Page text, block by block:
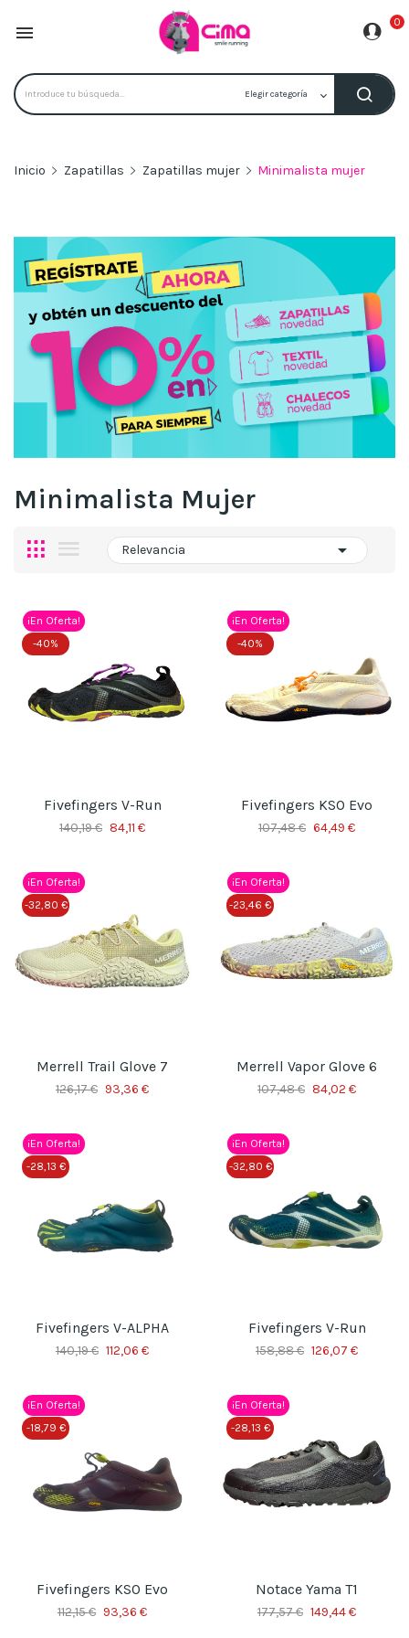
 0
Inicio Zapatillas Zapatillas mujer Minimalista mujer
Minimalista Mujer
Relevancia 
-40%
¡En Oferta!
Fivefingers V-Run
140,19 € 84,11 €
-40%
¡En Oferta!
Fivefingers KSO Evo
107,48 € 64,49 €
-32,80 €
¡En Oferta!
Merrell Trail Glove 7
126,17 € 93,36 €
-23,46 €
¡En Oferta!
Merrell Vapor Glove 6
107,48 € 84,02 €
-28,13 €
¡En Oferta!
Fivefingers V-ALPHA
140,19 € 112,06 €
-32,80 €
¡En Oferta!
Fivefingers V-Run
158,88 € 126,07 €
-18,79 €
¡En Oferta!
Fivefingers KSO Evo
112,15 € 93,36 €
-28,13 €
¡En Oferta!
Notace Yama T1
177,57 € 149,44 €